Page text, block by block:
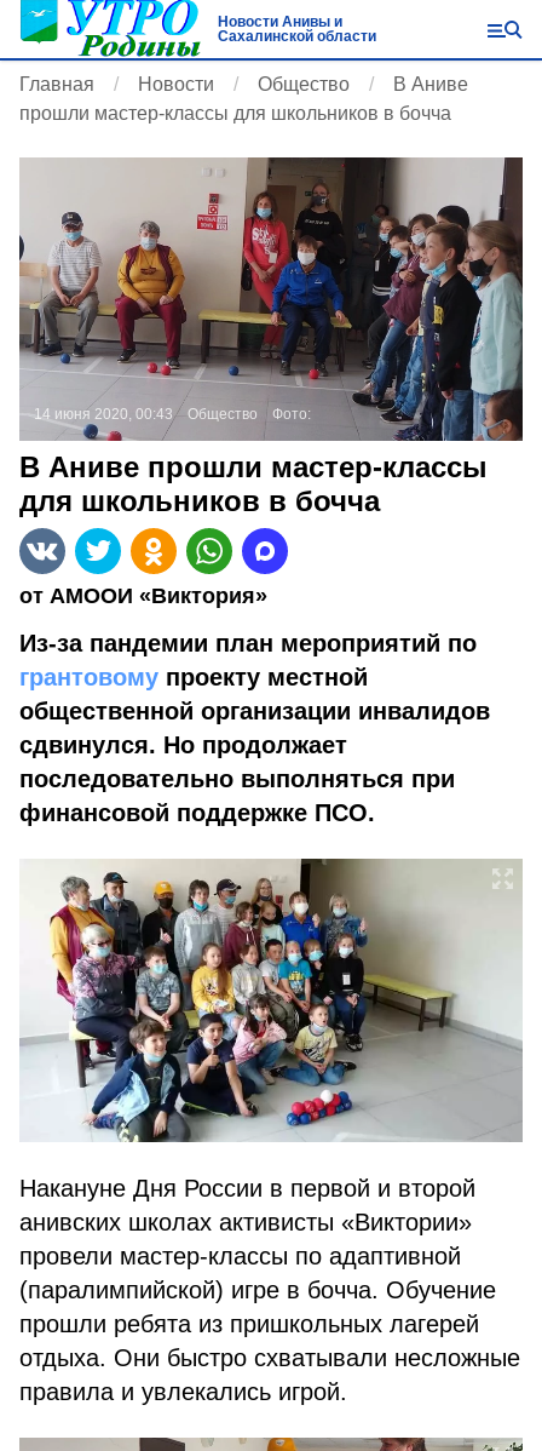
Новости Анивы и
Сахалинской области
Главная Новости Общество
В Аниве
прошли мастер-классы для школьников в бочча
14 июня 2020, 00:43 Общество Фото:
В Аниве прошли мастер-классы
для школьников в бочча
от АМООИ «Виктория»
Из-за пандемии план мероприятий по
грантовому проекту местной
общественной организации инвалидов
сдвинулся. Но продолжает
последовательно выполняться при
финансовой поддержке ПСО.
Накануне Дня России в первой и второй
анивских школах активисты «Виктории»
провели мастер-классы по адаптивной
(паралимпийской) игре в бочча. Обучение
прошли ребята из пришкольных лагерей
отдыха. Они быстро схватывали несложные
правила и увлекались игрой.